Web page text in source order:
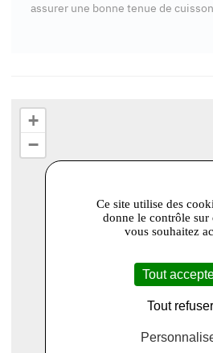
assurer une bonne tenue de
+
−
Ce site utilise des
donne le contrôle sur
vous souhaitez
Tout
Tout refuser